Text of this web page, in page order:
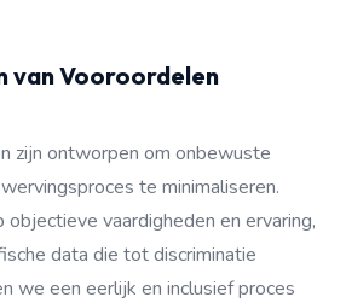
van Vooroordelen
zijn ontworpen om onbewuste
te minimaliseren.
vaardigheden en ervaring,
data die tot discriminatie
we een eerlijk en inclusief proces